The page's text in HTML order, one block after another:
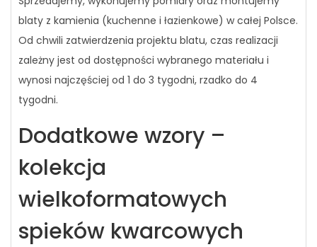
blaty z kamienia (kuchenne i łazienkowe) w całej Polsce.
Od chwili zatwierdzenia projektu blatu, czas realizacji
zależny jest od dostępności wybranego materiału i
wynosi najczęściej od 1 do 3 tygodni, rzadko do 4
tygodni.
Dodatkowe wzory –
kolekcja
wielkoformatowych
spieków kwarcowych